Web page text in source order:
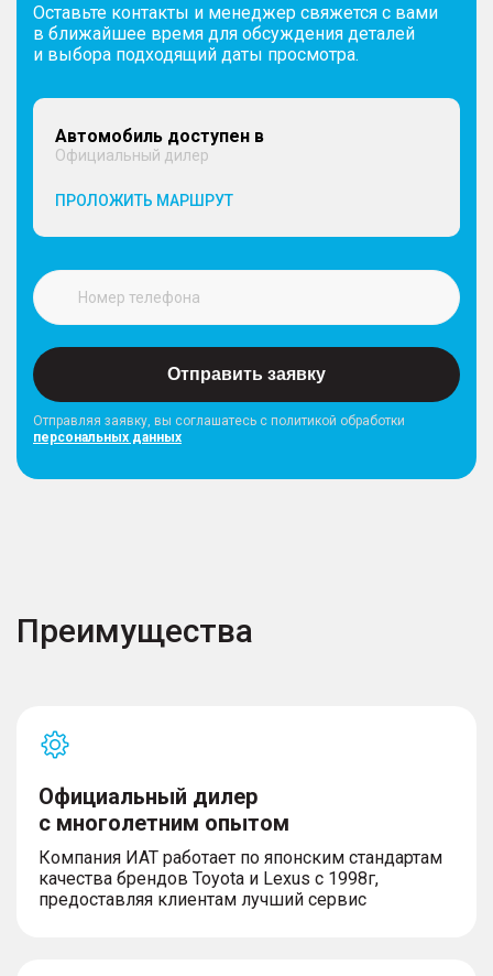
Оставьте контакты и менеджер свяжется с вами
в ближайшее время для обсуждения деталей
и выбора подходящий даты просмотра.
Автомобиль доступен в
Официальный дилер
ПРОЛОЖИТЬ МАРШРУТ
Отправить заявку
Отправляя заявку, вы соглашатесь с политикой обработки
персональных данных
Преимущества
Официальный дилер
с многолетним опытом
Компания ИАТ работает по японским стандартам
качества брендов Toyota и Lexus с 1998г,
предоставляя клиентам лучший сервис